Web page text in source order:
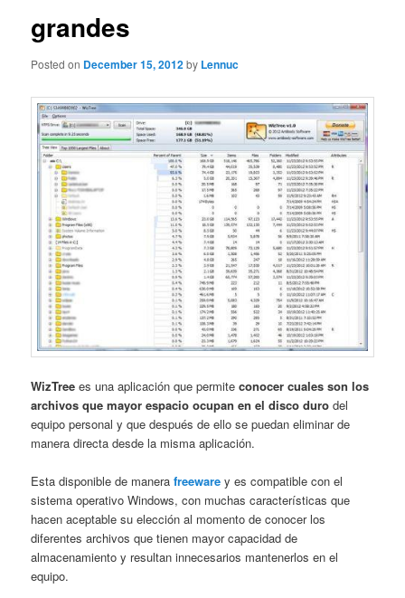
grandes
Posted on December 15, 2012by Lennuc
WizTree es una aplicación que permite conocer cuales son los
archivos que mayor espacio ocupan en el disco duro del
equipo personal y que después de ello se puedan eliminar de
manera directa desde la misma aplicación.
Esta disponible de manerafreeware y es compatible con el
sistema operativo Windows, con muchas características que
hacen aceptable su elección al momento de conocer los
diferentes archivos que tienen mayor capacidad de
almacenamiento y resultan innecesarios mantenerlos en el
equipo.